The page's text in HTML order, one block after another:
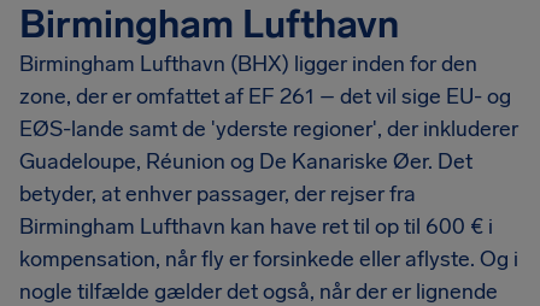
Birmingham Lufthavn
Birmingham Lufthavn (BHX) ligger inden for den
zone, der er omfattet af EF 261 – det vil sige EU- og
EØS-lande samt de 'yderste regioner', der inkluderer
Guadeloupe, Réunion og De Kanariske Øer. Det
betyder, at enhver passager, der rejser fra
Birmingham Lufthavn kan have ret til op til 600 € i
kompensation, når fly er forsinkede eller aflyste. Og i
nogle tilfælde gælder det også, når der er lignende